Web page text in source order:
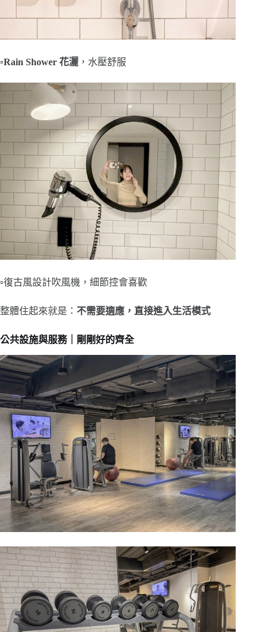
▫️Rain Shower 花灑 ，水壓舒服
▫️復古風設計吹風機，細節控會喜歡
整體住起來就是： 不需要適應，直接進入生活模式
公共設施與服務｜剛剛好的齊全